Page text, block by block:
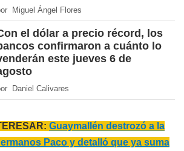
Miguel Ángel Flores
el dólar a precio récord, los
confirmaron a cuánto lo
este jueves 6 de
Daniel Calivares
Guaymallén destrozó a la
Paco y detalló que ya suma